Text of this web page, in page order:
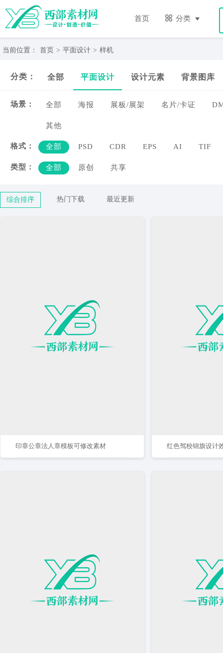
首页 分类
机-
西
部
素当前位置： 首页 > 平面设计 > 样机
分类： 全部 平面设计 设计元素 背景图库
场景： 全部 海报 展板/展架 名片/卡证
其他
格式： 全部 PSD CDR EPS AI TIF
类型： 全部 原创 共享
综合排序 热门下载 最近更新
印章公章法人章模板可修改素材 红色驾校锦旗设计